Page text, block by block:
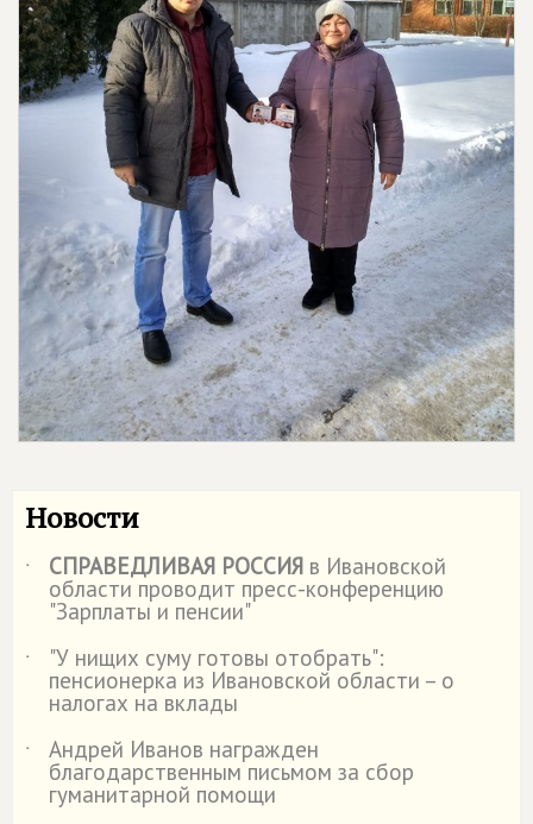
Новости
˙ СПРАВЕДЛИВАЯ РОССИЯ в Ивановской
области проводит пресс-конференцию
"Зарплаты и пенсии"
˙
"У нищих суму готовы отобрать":
пенсионерка из Ивановской области – о
налогах на вклады
˙
Андрей Иванов награжден
благодарственным письмом за сбор
гуманитарной помощи